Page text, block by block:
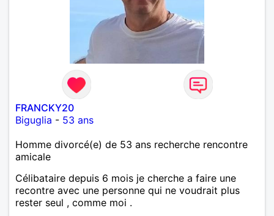
FRANCKY20
Biguglia - 53 ans
Homme divorcé(e) de 53 ans recherche rencontre
amicale
Célibataire depuis 6 mois je cherche a faire une
recontre avec une personne qui ne voudrait plus
rester seul , comme moi .